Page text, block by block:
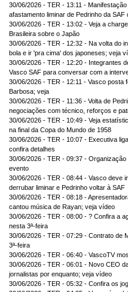
30/06/2026 - TER - 13:11 -
afastamento liminar de Pedrinho da SAF
30/06/2026 - TER - 13:02 - Veja a
Brasileira sobre o Japão
30/06/2026 - TER - 12:32 - Na volta do
bola e ir 'pra cima' dos japoneses; veja
30/06/2026 - TER - 12:20 - Integrantes
Vasco SAF para conversar com a
30/06/2026 - TER - 12:11 - Vasco posta
Barbosa; veja
30/06/2026 - TER - 11:36 - Volta de
negociações com técnico, reforços e
30/06/2026 - TER - 10:49 - Veja
na final da Copa do Mundo de 1958
30/06/2026 - TER - 10:07 - Executiva
confira detalhes
30/06/2026 - TER - 09:37 -
evento
30/06/2026 - TER - 08:44 - Vasco deve
derrubar liminar e Pedrinho voltar à SAF
30/06/2026 - TER - 08:18 -
cantou música de Rayan; veja vídeo
30/06/2026 - TER - 08:00 - ? Confira a
nesta 3ª-feira
30/06/2026 - TER - 07:29 - Contrato de
3ª-feira
30/06/2026 - TER - 06:40 - VascoTV
30/06/2026 - TER - 06:01 - Novo CEO
jornalistas por enquanto; veja vídeo
30/06/2026 - TER - 05:32 - Confira os